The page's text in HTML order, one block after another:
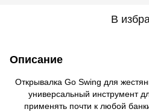
В
Описание
Открывалка Go Swing для
универсальный инструмент
применять почти к любой